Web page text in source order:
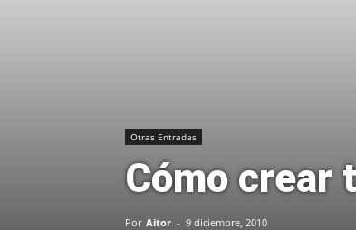
Otras Entradas
Cómo crear
Por Aitor - 9 diciembre, 2010